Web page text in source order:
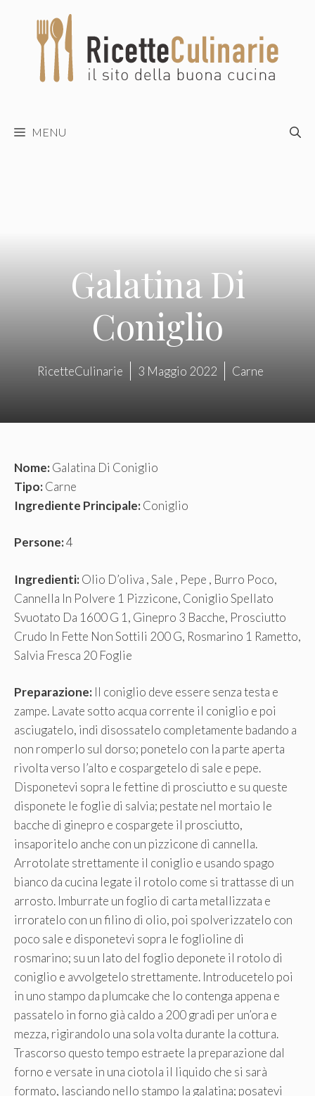
contenuto
MENU
Galatina Di
Coniglio
RicetteCulinarie 3 Maggio 2022 Carne
Nome:Galatina Di Coniglio
Tipo:Carne
Ingrediente Principale:Coniglio
Persone:4
Ingredienti:Olio D’oliva , Sale , Pepe , Burro Poco,
Cannella In Polvere 1 Pizzicone, Coniglio Spellato
Svuotato Da 1600 G 1, Ginepro 3 Bacche, Prosciutto
Crudo In Fette Non Sottili 200 G, Rosmarino 1 Rametto,
Salvia Fresca 20 Foglie
Preparazione: Il coniglio deve essere senza testa e
zampe. Lavate sotto acqua corrente il coniglio e poi
asciugatelo, indi disossatelo completamente badando a
non romperlo sul dorso; ponetelo con la parte aperta
rivolta verso l’alto e cospargetelo di sale e pepe.
Disponetevi sopra le fettine di prosciutto e su queste
disponete le foglie di salvia; pestate nel mortaio le
bacche di ginepro e cospargete il prosciutto,
insaporitelo anche con un pizzicone di cannella.
Arrotolate strettamente il coniglio e usando spago
bianco da cucina legate il rotolo come si trattasse di un
arrosto. Imburrate un foglio di carta metallizzata e
irroratelo con un filino di olio, poi spolverizzatelo con
poco sale e disponetevi sopra le foglioline di
rosmarino; su un lato del foglio deponete il rotolo di
coniglio e avvolgetelo strettamente. Introducetelo poi
in uno stampo da plumcake che lo contenga appena e
passatelo in forno già caldo a 200 gradi per un’ora e
mezza, rigirandolo una sola volta durante la cottura.
Trascorso questo tempo estraete la preparazione dal
forno e versate in una ciotola il liquido che si sarà
formato, lasciando nello stampo la galatina; posatevi